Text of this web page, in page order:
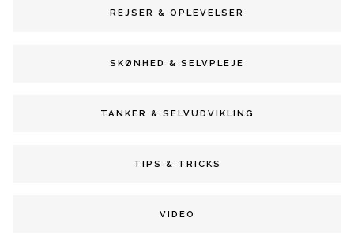
REJSER & OPLEVELSER
SKØNHED & SELVPLEJE
TANKER & SELVUDVIKLING
TIPS & TRICKS
VIDEO